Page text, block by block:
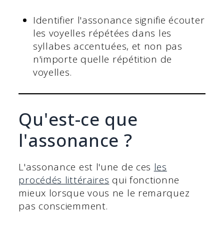
Identifier l'assonance signifie écouter
les voyelles répétées dans les
syllabes accentuées, et non pas
n'importe quelle répétition de
voyelles.
Qu'est-ce que
l'assonance ?
L'assonance est l'une de ces les
procédés littéraires qui fonctionne
mieux lorsque vous ne le remarquez
pas consciemment.